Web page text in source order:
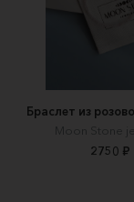
Браслет из
Moon Stone
2750 ₽